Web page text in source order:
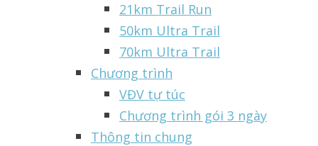
21km Trail Run
50km Ultra Trail
70km Ultra Trail
Chương trình
VĐV tự túc
Chương trình gói 3 ngày
Thông tin chung